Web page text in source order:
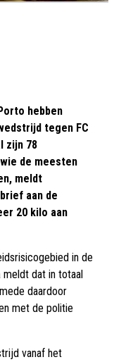
hebben
tegen FC
zijn 78
de meesten
meldt
aan de
20 kilo aan
in de
meldt dat in totaal
daardoor
met de politie
vanaf het